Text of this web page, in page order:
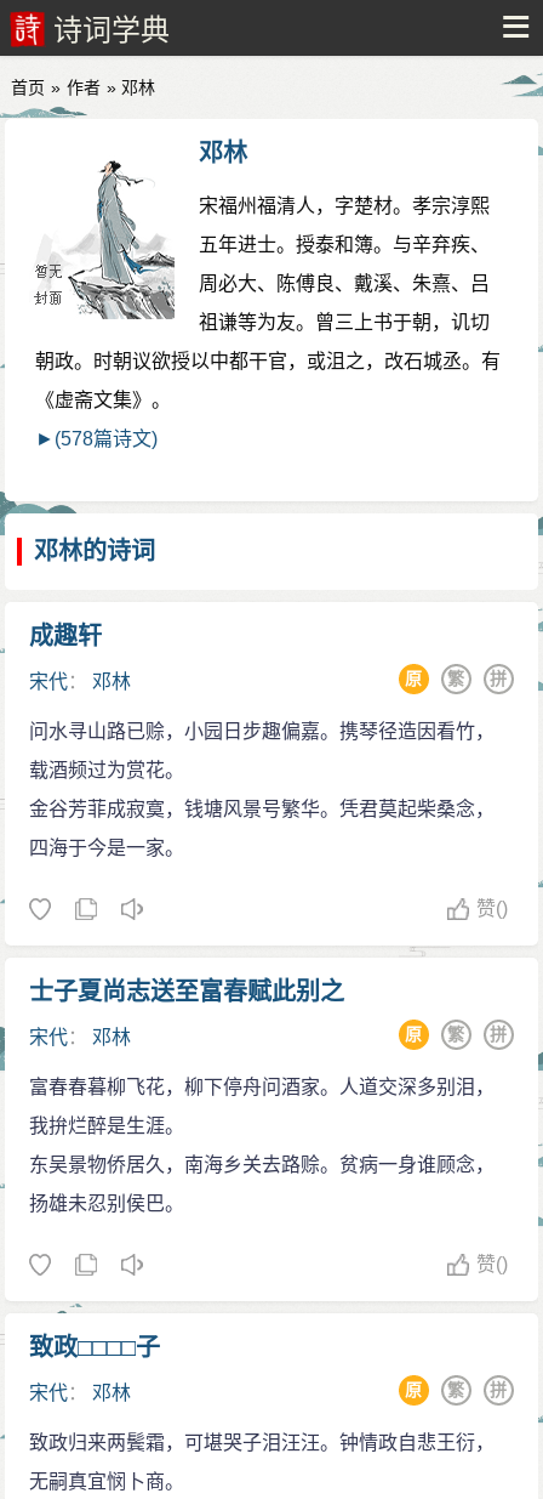
诗词学典
首页 » 作者 » 邓林
邓林
宋福州福清人，字楚材。孝宗淳熙
五年进士。授泰和簿。与辛弃疾、
周必大、陈傅良、戴溪、朱熹、吕
祖谦等为友。曾三上书于朝，讥切
朝政。时朝议欲授以中都干官，或沮之，改石城丞。有
《虚斋文集》。
►(578篇诗文)
邓林的诗词
成趣轩
宋代： 邓林 拼
繁
原
问水寻山路已赊，小园日步趣偏嘉。携琴径造因看竹，
载酒频过为赏花。
金谷芳菲成寂寞，钱塘风景号繁华。凭君莫起柴桑念，
四海于今是一家。
赞()
士子夏尚志送至富春赋此别之
宋代： 邓林 拼
繁
原
富春春暮柳飞花，柳下停舟问酒家。人道交深多别泪，
我拚烂醉是生涯。
东吴景物侨居久，南海乡关去路赊。贫病一身谁顾念，
扬雄未忍别侯巴。
赞()
致政□□□□子
宋代： 邓林 拼
繁
原
致政归来两鬓霜，可堪哭子泪汪汪。钟情政自悲王衍，
无嗣真宜悯卜商。